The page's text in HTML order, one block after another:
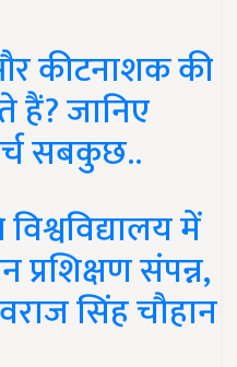
कीटनाशक की
हैं? जानिए
सबकुछ..
में
संपन्न,
सिंह चौहान